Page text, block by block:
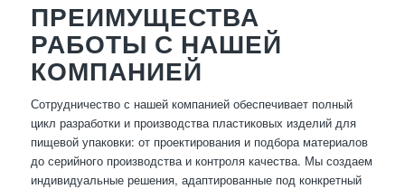
ПРЕИМУЩЕСТВА
РАБОТЫ С НАШЕЙ
КОМПАНИЕЙ
Сотрудничество с нашей компанией обеспечивает полный
цикл разработки и производства пластиковых изделий для
пищевой упаковки: от проектирования и подбора материалов
до серийного производства и контроля качества. Мы создаем
индивидуальные решения, адаптированные под конкретный